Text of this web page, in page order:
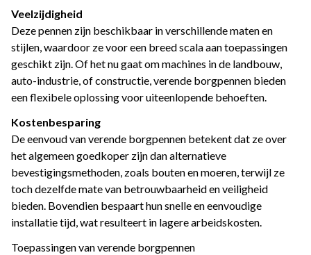
Veelzijdigheid
Deze pennen zijn beschikbaar in verschillende maten en
stijlen, waardoor ze voor een breed scala aan toepassingen
geschikt zijn. Of het nu gaat om machines in de landbouw,
auto-industrie, of constructie, verende borgpennen bieden
een flexibele oplossing voor uiteenlopende behoeften.
Kostenbesparing
De eenvoud van verende borgpennen betekent dat ze over
het algemeen goedkoper zijn dan alternatieve
bevestigingsmethoden, zoals bouten en moeren, terwijl ze
toch dezelfde mate van betrouwbaarheid en veiligheid
bieden. Bovendien bespaart hun snelle en eenvoudige
installatie tijd, wat resulteert in lagere arbeidskosten.
Toepassingen van verende borgpennen